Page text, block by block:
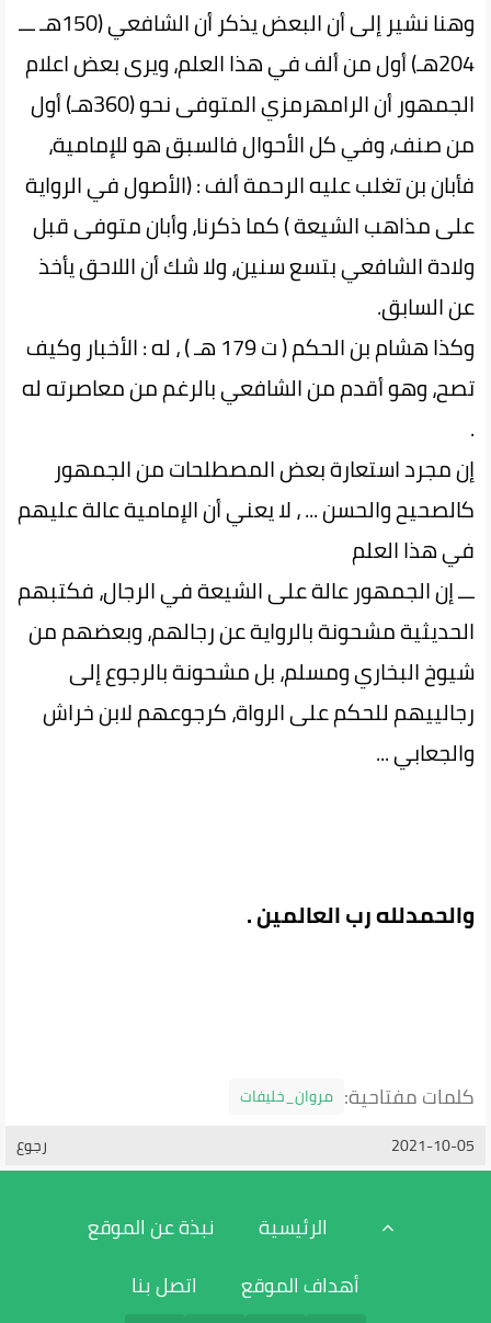
وهنا نشير إلى أن البعض يذكر أن الشافعي (150هـ ـــ
204هـ) أول من ألف في هذا العلم، ويرى بعض اعلام
الجمهور أن الرامهرمزي المتوفى نحو (360هـ) أول
من صنف، وفي كل الأحوال فالسبق هو للإمامية،
فأبان بن تغلب عليه الرحمة ألف : (الأصول في الرواية
على مذاهب الشيعة ) كما ذكرنا، وأبان متوفى قبل
ولادة الشافعي بتسع سنين، ولا شك أن اللاحق يأخذ
عن السابق.
وكذا هشام بن الحكم ( ت 179 هـ ) ، له : الأخبار وكيف
تصح، وهو أقدم من الشافعي بالرغم من معاصرته له
.
إن مجرد استعارة بعض المصطلحات من الجمهور
كالصحيح والحسن ... ، لا يعني أن الإمامية عالة عليهم
في هذا العلم
ـــ إن الجمهور عالة على الشيعة في الرجال، فكتبهم
الحديثية مشحونة بالرواية عن رجالهم، وبعضهم من
شيوخ البخاري ومسلم، بل مشحونة بالرجوع إلى
رجالييهم للحكم على الرواة، كرجوعهم لابن خراش
والجعابي ...
والحمدلله رب العالمين .
كلمات مفتاحية: مروان_خليفات
رجوع
2021-10-05
الرئيسية
نبذة عن الموقع
أهداف الموقع
اتصل بنا